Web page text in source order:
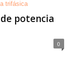
potencia
0